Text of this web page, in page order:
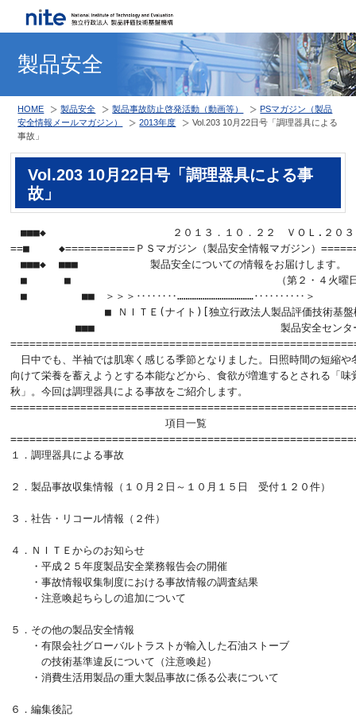
製品安全
HOME 製品安全 製品事故防止啓発活動（動画等）
PSマガジン（製品
安全情報メールマガジン）
2013年度
Vol.203 10月22日号「調理器具による
事故」
Vol.203 10月22日号「調理器具による事
故」
■■■◆  　　　　　　　　　　　２０１３．１０．２２　ＶＯＬ.２０３
==■   　◆===========ＰＳマガジン（製品安全情報マガジン）
■■■◆  ■■■　　　　　　　製品安全についての情報をお届けします。
■　　　 ■　          　　　　　　           （第２・４火曜日
■　       ■■　＞＞＞‥‥‥‥………………………………‥‥‥‥‥＞
■ ＮＩＴＥ(ナイト)[独立行政法人製品評価技術基盤
■■■　　　　　　　　　　　　　　　　　　製品安全センタ
日中でも、半袖では肌寒く感じる季節となりました。日照時間の短縮や
向けて栄養を蓄えようとする本能などから、食欲が増進するとされる「味
秋」。今回は調理器具による事故をご紹介します。
項目一覧
１．調理器具による事故
２．製品事故収集情報（１０月２日～１０月１５日　受付１２０件）
３．社告・リコール情報（２件）
４．ＮＩＴＥからのお知らせ
・平成２５年度製品安全業務報告会の開催
・事故情報収集制度における事故情報の調査結果
・注意喚起ちらしの追加について
５．その他の製品安全情報
・有限会社グローバルトラストが輸入した石油ストーブ
の技術基準違反について（注意喚起）
・消費生活用製品の重大製品事故に係る公表について
６．編集後記